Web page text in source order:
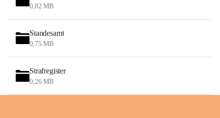
0,82 MB
Standesamt
0,75 MB
Strafregister
0,26 MB